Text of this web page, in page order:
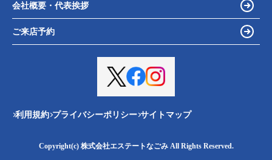
会社概要・代表挨拶
ご来店予約
利用規約 プライバシーポリシー サイトマップ
Copyright(c) 株式会社エステートなごみ All Rights Reserved.